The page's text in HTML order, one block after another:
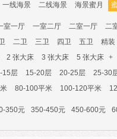
一线海景 二线海景 海景蜜月
室一厅 一室二厅 二室一厅
二
二卫 三卫 四卫 五卫
精装
2 张大床 3 张大床 5 张大床 +
15层 15-20层 20-25层
25-30
80-100平米 100-120平米
350元 350-450元 450-600元